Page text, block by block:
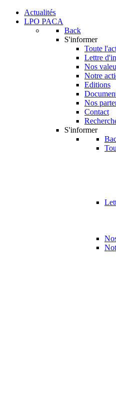
Actualités
LPO PACA
Back
S'informer
Toute
Lettre
Nos
Notre
Editions
Nos
Contact
S'informer